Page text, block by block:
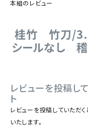
本組のレビュー
桂竹 竹刀/
シールなし
レビューを投稿し
ト
レビューを投稿していただ
いたします。